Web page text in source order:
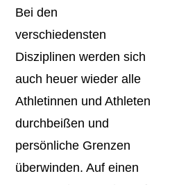
Bei den
verschiedensten
Disziplinen werden sich
auch heuer wieder alle
Athletinnen und Athleten
durchbeißen und
persönliche Grenzen
überwinden. Auf einen